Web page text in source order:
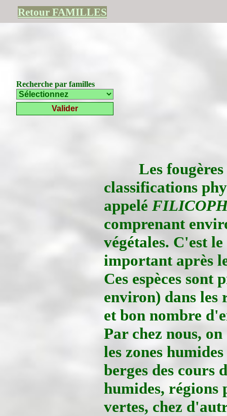
Retour FAMILLES
Recherche par familles
Les
classifications
appelé
comprenant
végétales. C'est
important après
Ces espèces sont
environ) dans les
et bon nombre
Par chez nous,
les zones
berges des cours
humides, régions
vertes, chez